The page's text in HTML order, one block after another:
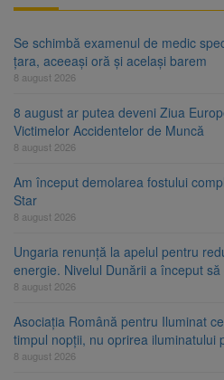
Se schimbă examenul de medic
țara, aceeași oră și același barem
8 august 2026
8 august ar putea deveni Ziua
Victimelor Accidentelor de Muncă
8 august 2026
Am început demolarea fostului
Star
8 august 2026
Ungaria renunță la apelul pentru
energie. Nivelul Dunării a început să
8 august 2026
Asociația Română pentru Iluminat
timpul nopții, nu oprirea iluminatului
8 august 2026